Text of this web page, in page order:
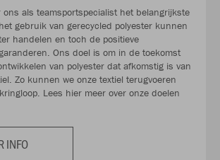
ons als teamsportspecialist het belangrijkste
gebruik van gerecycled polyester kunnen
handelen en toch de positieve
Ons doel is om in de toekomst
van polyester dat afkomstig is van
Zo kunnen we onze textiel terugvoeren
Lees hier meer over onze doelen
INFO